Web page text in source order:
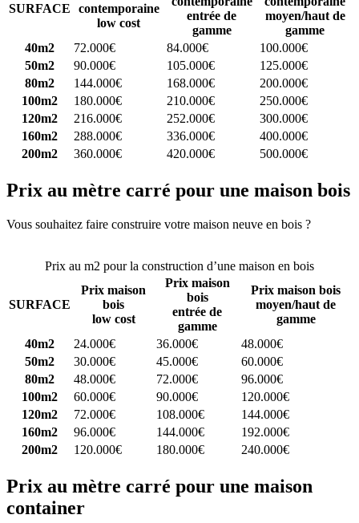
SURFACE
contemporaine
low cost
entrée de
gamme
moyen/haut de
gamme
40m2
72.000€ 84.000€
100.000€
50m2
90.000€ 105.000€
125.000€
80m2
144.000€ 168.000€
200.000€
100m2
180.000€ 210.000€
250.000€
120m2
216.000€ 252.000€
300.000€
160m2
288.000€ 336.000€
400.000€
200m2
360.000€ 420.000€ 500.000€
Prix au mètre carré pour une maison bois
Vous souhaitez faire construire votre maison neuve en bois ?
Prix au m2 pour la construction d’une maison en bois
SURFACE
Prix maison
bois
low cost
Prix maison
bois
entrée de
gamme
Prix maison bois
moyen/haut de
gamme
40m2
24.000€ 36.000€
48.000€
50m2
30.000€ 45.000€
60.000€
80m2
48.000€ 72.000€
96.000€
100m2
60.000€ 90.000€
120.000€
120m2
72.000€ 108.000€
144.000€
160m2
96.000€ 144.000€
192.000€
200m2
120.000€ 180.000€ 240.000€
Prix au mètre carré pour une maison
container